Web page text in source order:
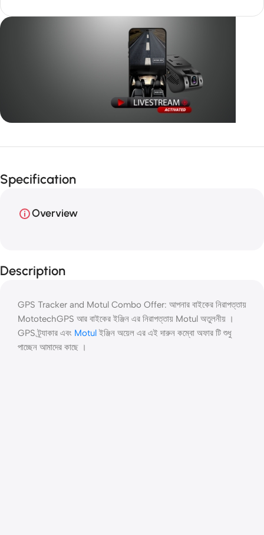
Unbeatable offers
live video
Specification
Overview
Description
GPS Tracker and Motul Combo Offer: আপনার বাইকের নিরাপত্তায়
MototechGPS আর বাইকের ইঞ্জিন এর নিরাপত্তায় Motul অতুলনীয় ।
GPS ট্র্যাকার এবং Motul ইঞ্জিন অয়েল এর এই দারুন কম্বো অফার টি শুধু
পাচ্ছেন আমাদের কাছে ।